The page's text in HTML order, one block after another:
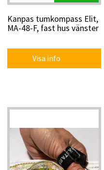
Kanpas tumkompass Elit,
MA-48-F, fast hus vänster
Visa info